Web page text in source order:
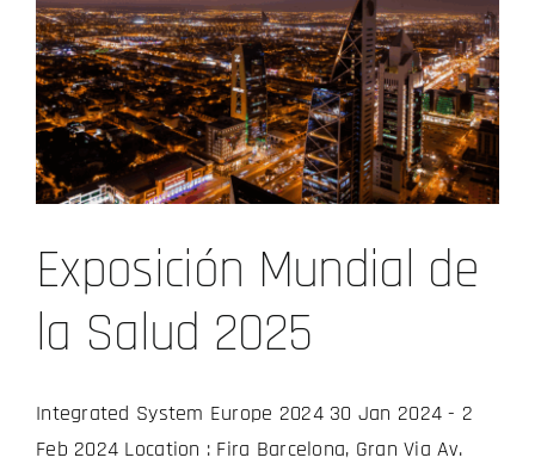
Exposición Mundial de
la Salud 2025
Integrated System Europe 2024 30 Jan 2024 - 2
Feb 2024 Location : Fira Barcelona, Gran Via Av.